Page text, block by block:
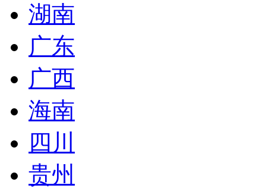
湖南
广东
广西
海南
四川
贵州